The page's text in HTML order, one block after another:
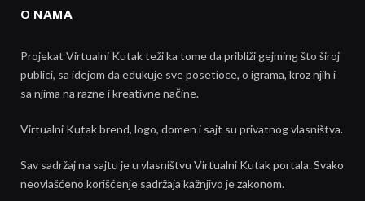
O NAMA
Projekat Virtualni Kutak teži ka tome da približi gejming što široj
publici, sa idejom da edukuje sve posetioce, o igrama, kroz njih i
sa njima na razne i kreativne načine.
Virtualni Kutak brend, logo, domen i sajt su privatnog vlasništva.
Sav sadržaj na sajtu je u vlasništvu Virtualni Kutak portala. Svako
neovlašćeno korišćenje sadržaja kažnjivo je zakonom.